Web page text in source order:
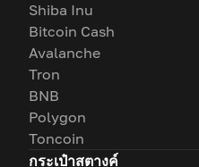
Shiba Inu
Bitcoin Cash
Avalanche
Tron
BNB
Polygon
Toncoin
กระเป๋าสตางค์